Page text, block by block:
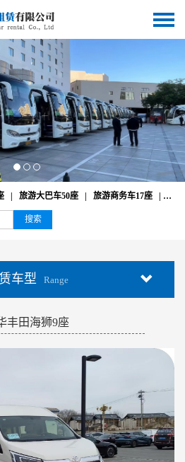
| 旅游大巴车50座 | 旅游商务车17座 | 奔
搜索
车型 Range
丰田海狮9座